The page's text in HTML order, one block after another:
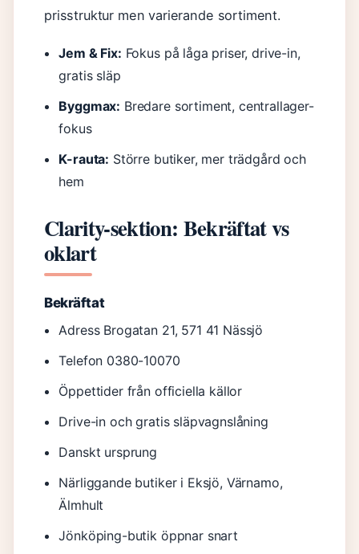
prisstruktur men varierande sortiment.
Jem & Fix: Fokus på låga priser, drive-in,
gratis släp
Byggmax: Bredare sortiment, centrallager-
fokus
K-rauta: Större butiker, mer trädgård och
hem
Clarity-sektion: Bekräftat vs
oklart
Bekräftat
Adress Brogatan 21, 571 41 Nässjö
Telefon 0380-10070
Öppettider från officiella källor
Drive-in och gratis släpvagnslåning
Danskt ursprung
Närliggande butiker i Eksjö, Värnamo,
Älmhult
Jönköping-butik öppnar snart